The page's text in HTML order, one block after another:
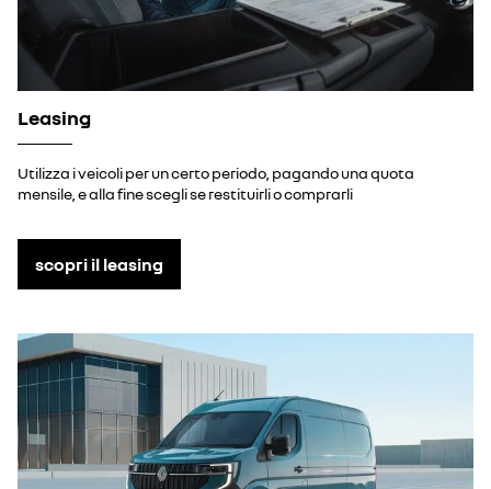
Leasing
Utilizza i veicoli per un certo periodo, pagando una quota
mensile, e alla fine scegli se restituirli o comprarli
scopri il leasing